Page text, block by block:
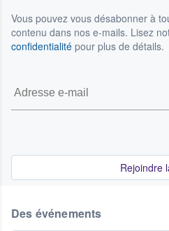
Vous pouvez vous désabonner à
contenu dans nos e-mails. Lisez
confidentialité pour plus de détails.
Rejoindre
Des événements